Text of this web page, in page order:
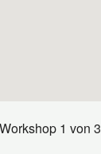
1 von 3